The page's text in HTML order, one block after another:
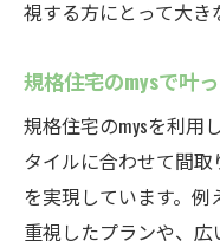
視する方にとって大き
規格住宅のmysで叶
規格住宅のmysを利用
タイルに合わせて間
を実現しています。
重視したプランや、